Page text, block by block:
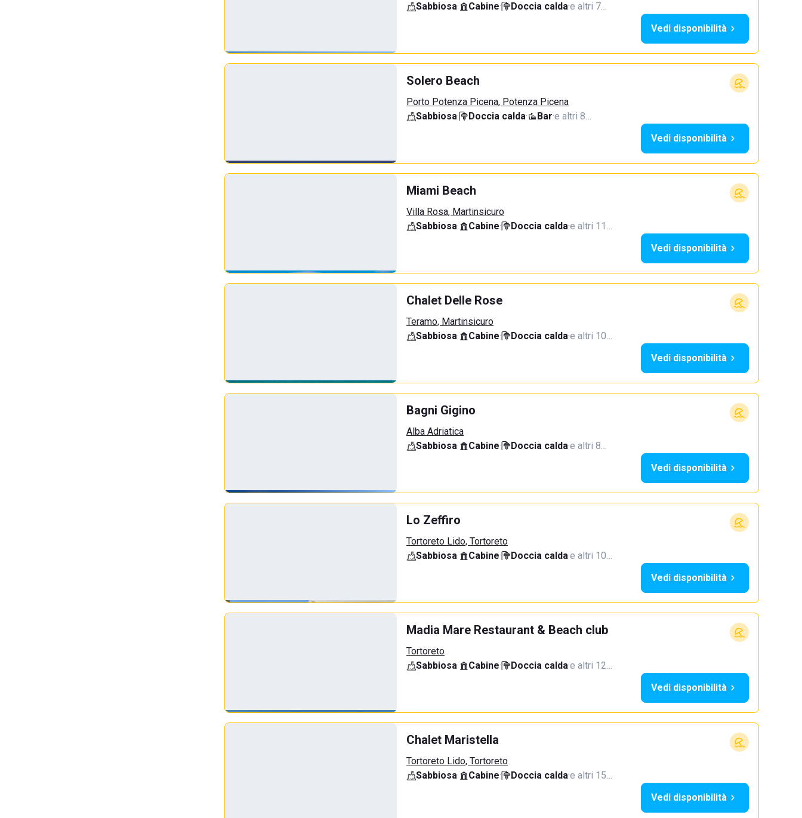
Sabbiosa· Cabine· Doccia calda·e altri 7…
Vedi disponibilità
Solero Beach
Porto Potenza Picena, Potenza Picena
Sabbiosa· Doccia calda· Bar·e altri 8…
Vedi disponibilità
Miami Beach
Villa Rosa, Martinsicuro
Sabbiosa· Cabine· Doccia calda·e altri 11…
Vedi disponibilità
Chalet Delle Rose
Teramo, Martinsicuro
Sabbiosa· Cabine· Doccia calda·e altri 10…
Vedi disponibilità
Bagni Gigino
Alba Adriatica
Sabbiosa· Cabine· Doccia calda·e altri 8…
Vedi disponibilità
Lo Zeffiro
Tortoreto Lido, Tortoreto
Sabbiosa· Cabine· Doccia calda·e altri 10…
Vedi disponibilità
Madia Mare Restaurant & Beach club
Tortoreto
Sabbiosa· Cabine· Doccia calda·e altri 12…
Vedi disponibilità
Chalet Maristella
Tortoreto Lido, Tortoreto
Sabbiosa· Cabine· Doccia calda·e altri 15…
Vedi disponibilità